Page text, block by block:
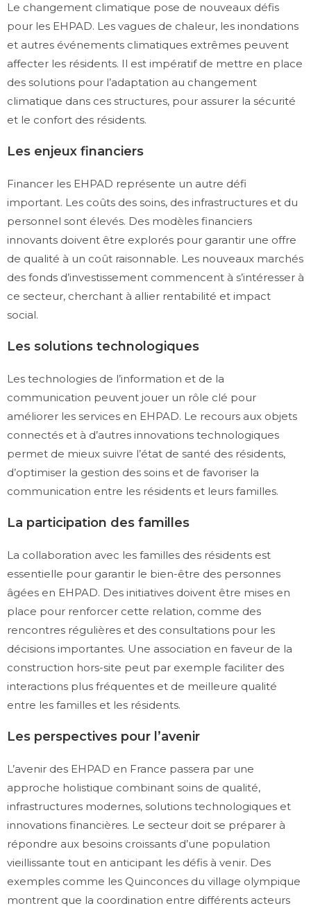
Le changement climatique pose de nouveaux défis
pour les EHPAD. Les vagues de chaleur, les inondations
et autres événements climatiques extrêmes peuvent
affecter les résidents. Il est impératif de mettre en place
des solutions pour l’adaptation au changement
climatique dans ces structures, pour assurer la sécurité
et le confort des résidents.
Les enjeux financiers
Financer les EHPAD représente un autre défi
important. Les coûts des soins, des infrastructures et du
personnel sont élevés. Des modèles financiers
innovants doivent être explorés pour garantir une offre
de qualité à un coût raisonnable. Les nouveaux marchés
des fonds d’investissement commencent à s’intéresser à
ce secteur, cherchant à allier rentabilité et impact
social.
Les solutions technologiques
Les technologies de l’information et de la
communication peuvent jouer un rôle clé pour
améliorer les services en EHPAD. Le recours aux objets
connectés et à d’autres innovations technologiques
permet de mieux suivre l’état de santé des résidents,
d’optimiser la gestion des soins et de favoriser la
communication entre les résidents et leurs familles.
La participation des familles
La collaboration avec les familles des résidents est
essentielle pour garantir le bien-être des personnes
âgées en EHPAD. Des initiatives doivent être mises en
place pour renforcer cette relation, comme des
rencontres régulières et des consultations pour les
décisions importantes. Une association en faveur de la
construction hors-site peut par exemple faciliter des
interactions plus fréquentes et de meilleure qualité
entre les familles et les résidents.
Les perspectives pour l’avenir
L’avenir des EHPAD en France passera par une
approche holistique combinant soins de qualité,
infrastructures modernes, solutions technologiques et
innovations financières. Le secteur doit se préparer à
répondre aux besoins croissants d’une population
vieillissante tout en anticipant les défis à venir. Des
exemples comme les Quinconces du village olympique
montrent que la coordination entre différents acteurs